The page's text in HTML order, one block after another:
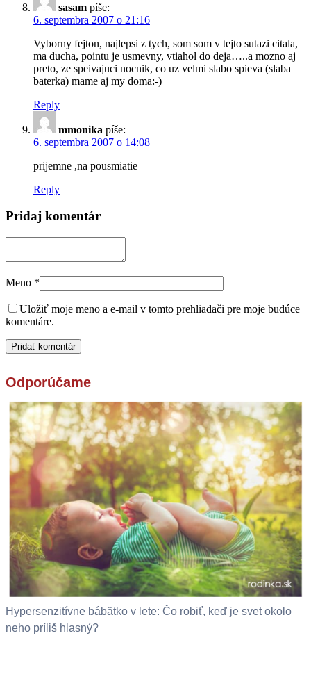
sasam píše:
6. septembra 2007 o 21:16
Vyborny fejton, najlepsi z tych, som som v tejto sutazi citala,
ma ducha, pointu je usmevny, vtiahol do deja…..a mozno aj
preto, ze speivajuci nocnik, co uz velmi slabo spieva (slaba
baterka) mame aj my doma:-)
Reply
mmonika píše:
6. septembra 2007 o 14:08
prijemne ,na pousmiatie
Reply
Pridaj komentár
Meno *
Uložiť moje meno a e-mail v tomto prehliadači pre moje budúce
komentáre.
Odporúčame
Hypersenzitívne bábätko v lete: Čo robiť, keď je svet okolo
neho príliš hlasný?